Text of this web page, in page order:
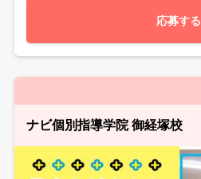
応募する
ナビ個別指導学院 御経塚校